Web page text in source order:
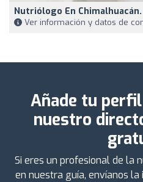
Nutriólogo En Chimalhuacán.
Ver información y datos de
Añade tu
nuestro
Si eres un profesional de la
en nuestra guía, envíanos